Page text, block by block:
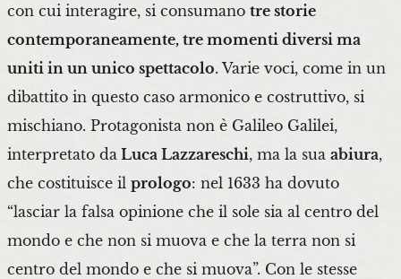
con cui interagire, si consumano tre storie
contemporaneamente, tre momenti diversi ma
uniti in un unico spettacolo. Varie voci, come in un
dibattito in questo caso armonico e costruttivo, si
mischiano. Protagonista non è Galileo Galilei,
interpretato da Luca Lazzareschi, ma la sua abiura,
che costituisce il prologo: nel 1633 ha dovuto
“lasciar la falsa opinione che il sole sia al centro del
mondo e che non si muova e che la terra non si
centro del mondo e che si muova”. Con le stesse